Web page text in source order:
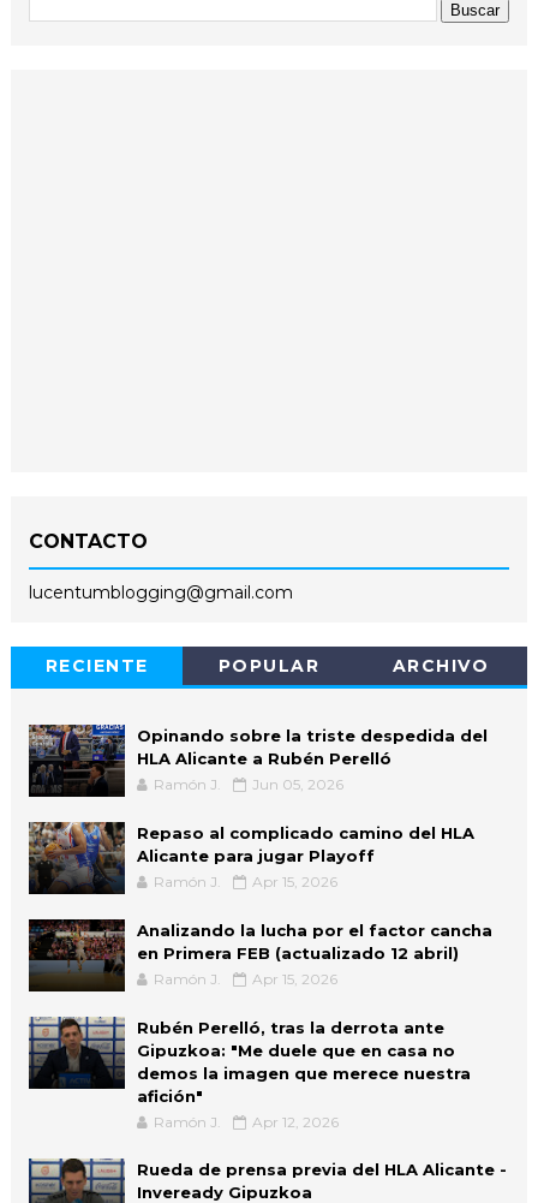
CONTACTO
lucentumblogging@gmail.com
RECIENTE POPULAR ARCHIVO
Opinando sobre la triste despedida del
HLA Alicante a Rubén Perelló
Ramón J. Jun 05, 2026
Repaso al complicado camino del HLA
Alicante para jugar Playoff
Ramón J. Apr 15, 2026
Analizando la lucha por el factor cancha
en Primera FEB (actualizado 12 abril)
Ramón J. Apr 15, 2026
Rubén Perelló, tras la derrota ante
Gipuzkoa: "Me duele que en casa no
demos la imagen que merece nuestra
afición"
Ramón J. Apr 12, 2026
Rueda de prensa previa del HLA Alicante -
Inveready Gipuzkoa